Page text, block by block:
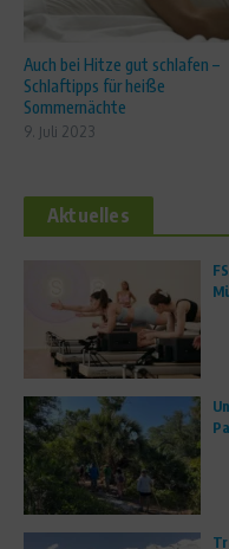
Auch bei Hitze gut schlafen –
Schlaftipps für heiße
Sommernächte
9. Juli 2023
Aktuelles